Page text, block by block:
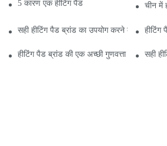
5 कारण एक हीटिंग पैड ब्रांड आपके लिए अच्छा है
चीन में
सही हीटिंग पैड ब्रांड का उपयोग करने के लाभहीटिंग
हीटिंग पैड ब्रांड की एक अच्छी गुणवत्ता सही